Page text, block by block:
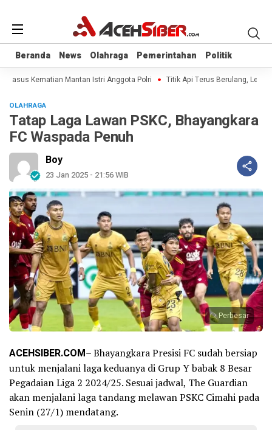
Beranda News Olahraga Pemerintahan Politik
Beranda News Olahraga Pemerintahan Politik
Kasus Kematian Mantan Istri Anggota Polri Titik Api Terus Berulang,
OLAHRAGA
Tatap Laga Lawan PSKC, Bhayangkara
FC Waspada Penuh
Boy
23 Jan 2025 - 21:56 WIB
Perbesar
ACEHSIBER.COM– Bhayangkara Presisi FC sudah bersiap
untuk menjalani laga keduanya di Grup Y babak 8 Besar
Pegadaian Liga 2 2024/25. Sesuai jadwal, The Guardian
akan menjalani laga tandang melawan PSKC Cimahi pada
Senin (27/1) mendatang.